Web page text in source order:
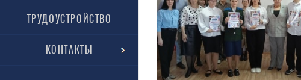
ТРУДОУСТРОЙСТВО
КОНТАКТЫ